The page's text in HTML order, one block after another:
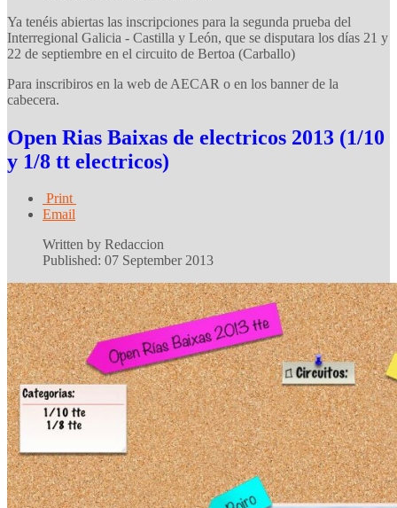
Ya tenéis abiertas las inscripciones para la segunda prueba del
Interregional Galicia - Castilla y León, que se disputara los días 21 y
22 de septiembre en el circuito de Bertoa (Carballo)
Para inscribiros en la web de AECAR o en los banner de la
cabecera.
Open Rias Baixas de electricos 2013 (1/10
y 1/8 tt electricos)
Print
Email
Written by Redaccion
Published: 07 September 2013